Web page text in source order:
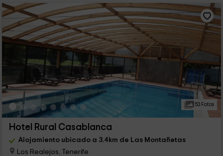
53 Fotos
Hotel Rural Casablanca
Alojamiento ubicado a 3.4km de Las Montañetas
Los Realejos, Tenerife